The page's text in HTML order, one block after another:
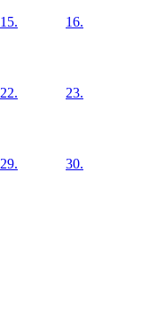
15. 16.
22. 23.
29. 30.